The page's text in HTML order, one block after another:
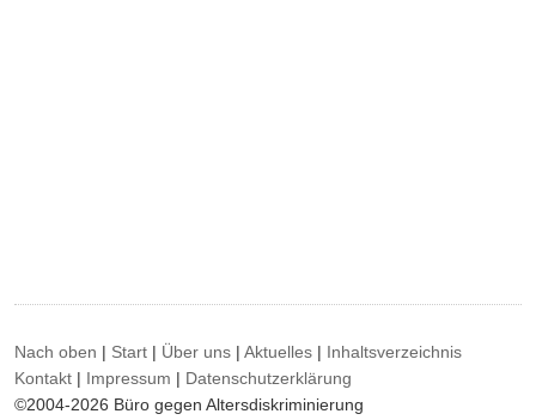
Nach oben | Start | Über uns |Aktuelles | Inhaltsverzeichnis
Kontakt | Impressum | Datenschutzerklärung
©2004-2026 Büro gegen Altersdiskriminierung